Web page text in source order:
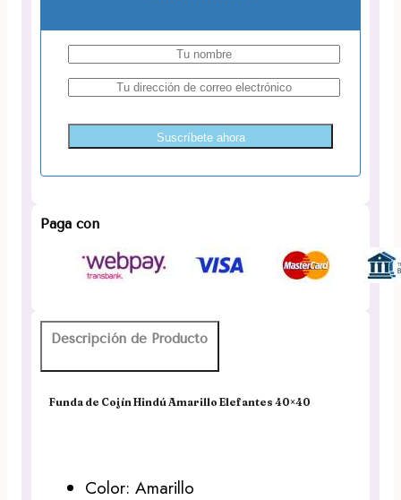
Suscríbete ahora
Paga con
Descripción de Producto
Funda de Cojín Hindú Amarillo Elefantes 40×40
Color: Amarillo